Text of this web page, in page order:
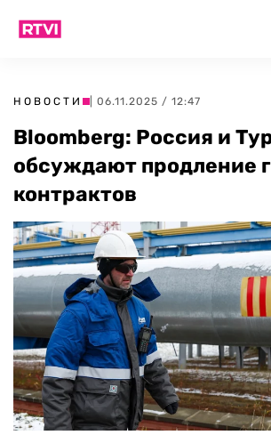
НОВОСТИ | 06.11.2025 / 12:47
Bloomberg: Россия и
обсуждают продление
контрактов